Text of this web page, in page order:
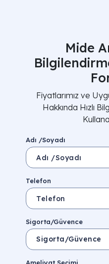
Mide
Fiyatlarımız ve
Hakkında Hızlı
Adı /Soyadı
Telefon
Sigorta/Güvence